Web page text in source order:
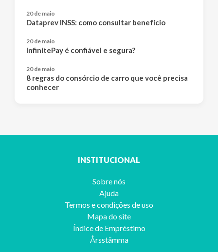
20 de maio
Dataprev INSS: como consultar benefício
20 de maio
InfinitePay é confiável e segura?
20 de maio
8 regras do consórcio de carro que você precisa
conhecer
INSTITUCIONAL
Sobre nós
Ajuda
Termos e condições de uso
Mapa do site
Índice de Empréstimo
Årsstämma